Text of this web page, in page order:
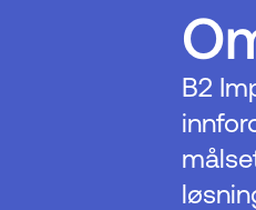
B2